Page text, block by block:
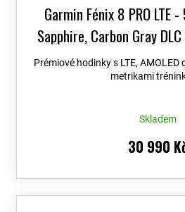
Garmin Fénix 8 PRO LTE -
Sapphire, Carbon Gray
Chestnut koženým
možnost výměny do 90 dní
Prémiové hodinky s LTE,
metrikami
Skladem
30 990